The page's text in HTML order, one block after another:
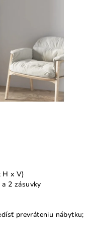
H x V)
2 zásuvky
prevráteniu nábytku;